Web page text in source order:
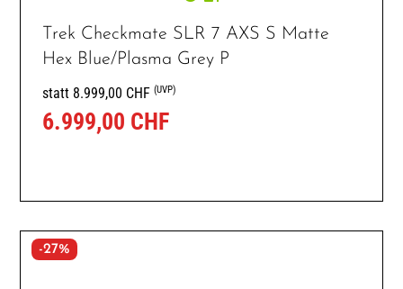
Trek Checkmate SLR 7 AXS S Matte
Hex Blue/Plasma Grey P
statt 8.999,00 CHF(UVP)
6.999,00 CHF
-27%